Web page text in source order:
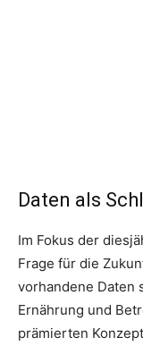
Daten als
Im Fokus der
Frage für die
vorhandene Daten
Ernährung und
prämierten